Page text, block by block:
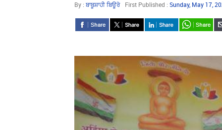
By : ਬਾਬੂਸ਼ਾਹੀ ਬਿਊਰੋ First Published : Sunday, May 17,